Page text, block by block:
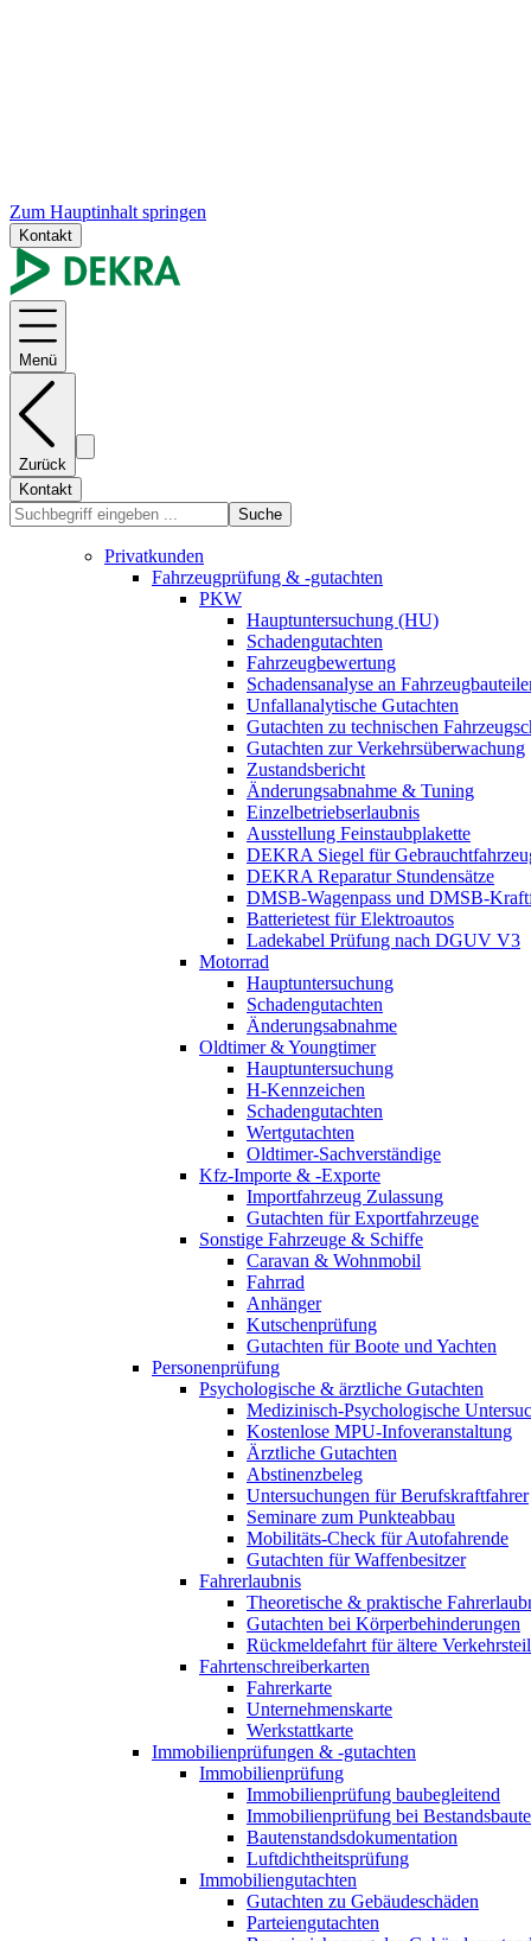
Zum Hauptinhalt springen
Kontakt
Menü
Zurück
Kontakt
Suche
Privatkunden
Fahrzeugprüfung & -gutachten
PKW
Hauptuntersuchung (HU)
Schadengutachten
Fahrzeugbewertung
Schadensanalyse an
Unfallanalytische Gutachten
Gutachten zu technischen
Gutachten zur Verkehrsüberwachung
Zustandsbericht
Änderungsabnahme & Tuning
Einzelbetriebserlaubnis
Ausstellung Feinstaubplakette
DEKRA Siegel für
DEKRA Reparatur Stundensätze
DMSB-Wagenpass und DMSB-
Batterietest für Elektroautos
Ladekabel Prüfung nach DGUV V3
Motorrad
Hauptuntersuchung
Schadengutachten
Änderungsabnahme
Oldtimer & Youngtimer
Hauptuntersuchung
H-Kennzeichen
Schadengutachten
Wertgutachten
Oldtimer-Sachverständige
Kfz-Importe & -Exporte
Importfahrzeug Zulassung
Gutachten für Exportfahrzeuge
Sonstige Fahrzeuge & Schiffe
Caravan & Wohnmobil
Fahrrad
Anhänger
Kutschenprüfung
Gutachten für Boote und Yachten
Personenprüfung
Psychologische & ärztliche Gutachten
Medizinisch-Psychologische
Kostenlose MPU-Infoveranstaltung
Ärztliche Gutachten
Abstinenzbeleg
Untersuchungen für Berufskraftfahrer
Seminare zum Punkteabbau
Mobilitäts-Check für Autofahrende
Gutachten für Waffenbesitzer
Fahrerlaubnis
Theoretische & praktische
Gutachten bei Körperbehinderungen
Rückmeldefahrt für ältere
Fahrtenschreiberkarten
Fahrerkarte
Unternehmenskarte
Werkstattkarte
Immobilienprüfungen & -gutachten
Immobilienprüfung
Immobilienprüfung baubegleitend
Immobilienprüfung bei
Bautenstandsdokumentation
Luftdichtheitsprüfung
Immobiliengutachten
Gutachten zu Gebäudeschäden
Parteiengutachten